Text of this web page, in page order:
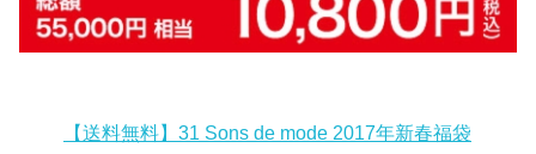
【送料無料】31 Sons de mode 2017年新春福袋